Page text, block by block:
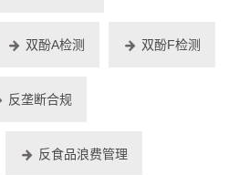
双酚A检测 双酚F检测
反垄断合规
反食品浪费管理